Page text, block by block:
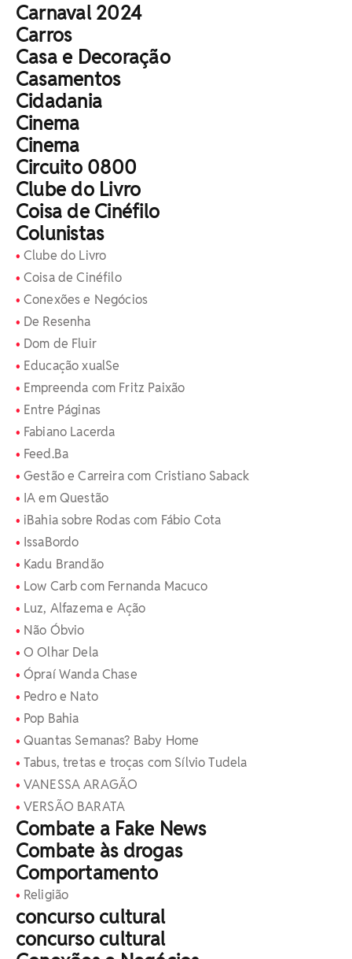
Carnaval 2024
Carros
Casa e Decoração
Casamentos
Cidadania
Cinema
Cinema
Circuito 0800
Clube do Livro
Coisa de Cinéfilo
Colunistas
Clube do Livro
Coisa de Cinéfilo
Conexões e Negócios
De Resenha
Dom de Fluir
Educação xualSe
Empreenda com Fritz Paixão
Entre Páginas
Fabiano Lacerda
Feed.Ba
Gestão e Carreira com Cristiano Saback
IA em Questão
iBahia sobre Rodas com Fábio Cota
IssaBordo
Kadu Brandão
Low Carb com Fernanda Macuco
Luz, Alfazema e Ação
Não Óbvio
O Olhar Dela
Ópraí Wanda Chase
Pedro e Nato
Pop Bahia
Quantas Semanas? Baby Home
Tabus, tretas e troças com Sílvio Tudela
VANESSA ARAGÃO
VERSÃO BARATA
Combate a Fake News
Combate às drogas
Comportamento
Religião
concurso cultural
concurso cultural